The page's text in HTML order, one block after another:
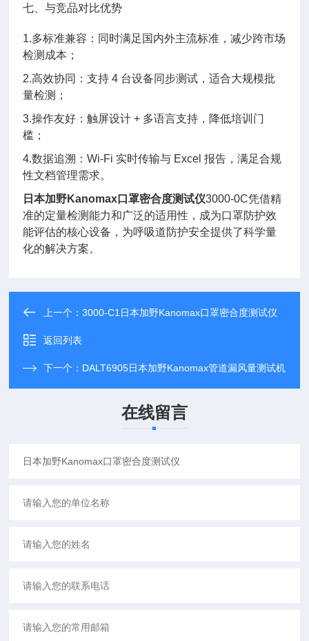
七、与竞品对比优势
1.多标准兼容：同时满足国内外主流标准，减少跨市场
检测成本；
2.高效协同：支持 4 台设备同步测试，适合大规模批
量检测；
3.操作友好：触屏设计 + 多语言支持，降低培训门
槛；
4.数据追溯：Wi-Fi 实时传输与 Excel 报告，满足合规
性文档管理需求。
日本加野Kanomax口罩密合度测试仪3000-0C凭借精
准的定量检测能力和广泛的适用性，成为口罩防护效
能评估的核心设备，为呼吸道防护安全提供了科学量
化的解决方案。
上一个：3000-C1日本加野Kanomax口罩密合度测试仪
返回列表
下一个： DALT6905日本加野Kanomax管道漏风量测试机
在线留言